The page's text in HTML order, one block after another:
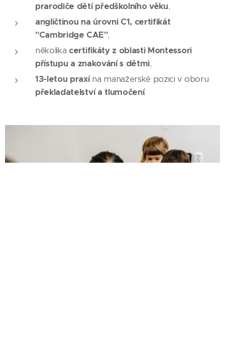
prarodiče dětí předškolního věku,
angličtinou na úrovni C1, certifikát
"Cambridge CAE",
několika certifikáty z oblasti Montessori
přístupu a znakování s dětmi,
13-letou praxína manažerské pozici v oboru
překladatelství a tlumočení.